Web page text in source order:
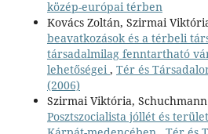
közép-európai térben
Kovács Zoltán, Szirmai
beavatkozások és a térbeli
társadalmilag fenntartható
lehetőségei, Tér és
(2006)
Szirmai Viktória,
Posztszocialista jóllét és